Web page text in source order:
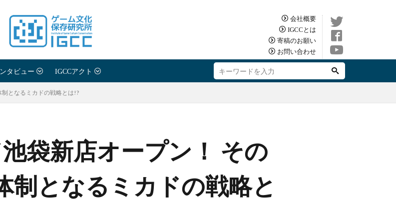
会社概要
IGCCとは
寄稿のお願い
お問い合わせ
タビュー IGCCアクト
となるミカドの戦略とは!?
袋新店オープン！ その
制となるミカドの戦略と